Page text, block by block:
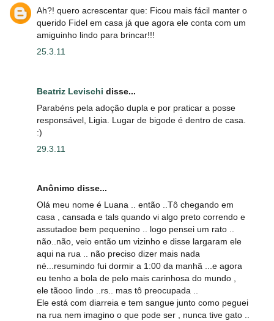
Ah?! quero acrescentar que: Ficou mais fácil manter o
querido Fidel em casa já que agora ele conta com um
amiguinho lindo para brincar!!!
25.3.11
Beatriz Levischi disse...
Parabéns pela adoção dupla e por praticar a posse
responsável, Ligia. Lugar de bigode é dentro de casa.
:)
29.3.11
Anônimo disse...
Olá meu nome é Luana .. então ..Tô chegando em
casa , cansada e tals quando vi algo preto correndo e
assutadoe bem pequenino .. logo pensei um rato ..
não..não, veio então um vizinho e disse largaram ele
aqui na rua .. não preciso dizer mais nada
né...resumindo fui dormir a 1:00 da manhã ...e agora
eu tenho a bola de pelo mais carinhosa do mundo ,
ele tãooo lindo ..rs.. mas tô preocupada ..
Ele está com diarreia e tem sangue junto como peguei
na rua nem imagino o que pode ser , nunca tive gato ..